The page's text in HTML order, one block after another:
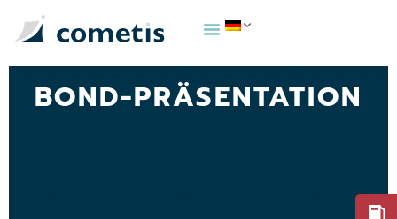
BOND-PRÄSENTATION